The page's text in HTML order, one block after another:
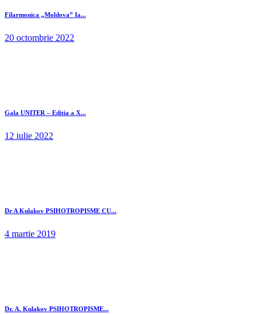
Filarmonica „Moldova” Ia...
20 octombrie 2022
Gala UNITER – Editia a X...
12 iulie 2022
Dr A Kulakov PSIHOTROPISME CU...
4 martie 2019
Dr. A. Kulakov PSIHOTROPISME...